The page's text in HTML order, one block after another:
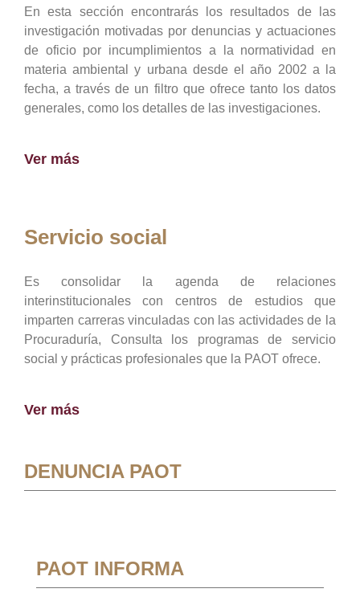
En esta sección encontrarás los resultados de las
investigación motivadas por denuncias y actuaciones
de oficio por incumplimientos a la normatividad en
materia ambiental y urbana desde el año 2002 a la
fecha, a través de un filtro que ofrece tanto los datos
generales, como los detalles de las investigaciones.
Ver más
Servicio social
Es consolidar la agenda de relaciones
interinstitucionales con centros de estudios que
imparten carreras vinculadas con las actividades de la
Procuraduría, Consulta los programas de servicio
social y prácticas profesionales que la PAOT ofrece.
Ver más
DENUNCIA PAOT
PAOT INFORMA